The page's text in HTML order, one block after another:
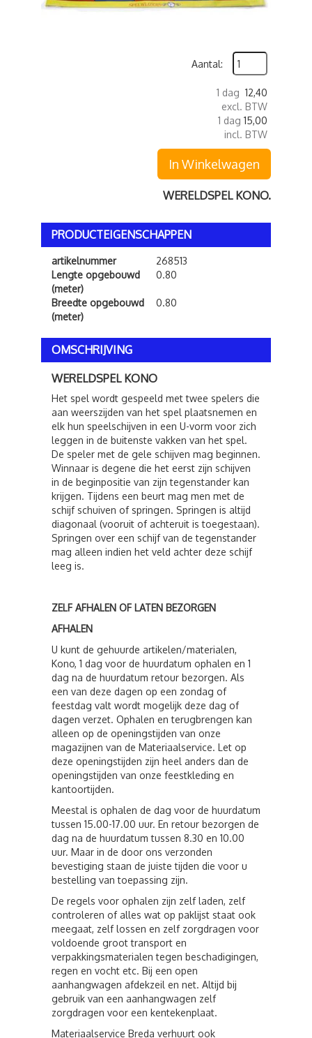
Aantal:
1 dag 12,40
excl. BTW
1 dag 15,00
incl. BTW
In Winkelwagen
WERELDSPEL KONO.
PRODUCTEIGENSCHAPPEN
artikelnummer
268513
Lengte opgebouwd
(meter)
0.80
Breedte opgebouwd
(meter)
0.80
OMSCHRIJVING
WERELDSPEL KONO
Het spel wordt gespeeld met twee spelers die
aan weerszijden van het spel plaatsnemen en
elk hun speelschijven in een U-vorm voor zich
leggen in de buitenste vakken van het spel.
De speler met de gele schijven mag beginnen.
Winnaar is degene die het eerst zijn schijven
in de beginpositie van zijn tegenstander kan
krijgen. Tijdens een beurt mag men met de
schijf schuiven of springen. Springen is altijd
diagonaal (vooruit of achteruit is toegestaan).
Springen over een schijf van de tegenstander
mag alleen indien het veld achter deze schijf
leeg is.
ZELF AFHALEN OF LATEN BEZORGEN
AFHALEN
U kunt de gehuurde artikelen/materialen,
Kono, 1 dag voor de huurdatum ophalen en 1
dag na de huurdatum retour bezorgen. Als
een van deze dagen op een zondag of
feestdag valt wordt mogelijk deze dag of
dagen verzet. Ophalen en terugbrengen kan
alleen op de openingstijden van onze
magazijnen van de Materiaalservice. Let op
deze openingstijden zijn heel anders dan de
openingstijden van onze feestkleding en
kantoortijden.
Meestal is ophalen de dag voor de huurdatum
tussen 15.00-17.00 uur. En retour bezorgen de
dag na de huurdatum tussen 8.30 en 10.00
uur. Maar in de door ons verzonden
bevestiging staan de juiste tijden die voor u
bestelling van toepassing zijn.
De regels voor ophalen zijn zelf laden, zelf
controleren of alles wat op paklijst staat ook
meegaat, zelf lossen en zelf zorgdragen voor
voldoende groot transport en
verpakkingsmaterialen tegen beschadigingen,
regen en vocht etc. Bij een open
aanhangwagen afdekzeil en net. Altijd bij
gebruik van een aanhangwagen zelf
zorgdragen voor een kentekenplaat.
Materiaalservice Breda verhuurt ook